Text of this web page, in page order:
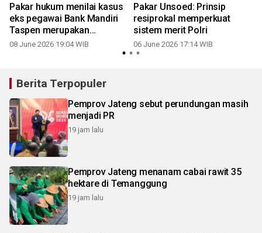
Pakar hukum menilai kasus
eks pegawai Bank Mandiri
Taspen merupakan
kejahatan serius
08 June 2026 19:04 WIB
Pakar Unsoed: Prinsip
resiprokal memperkuat
sistem merit Polri
06 June 2026 17:14 WIB
Berita Terpopuler
Pemprov Jateng sebut perundungan masih
menjadi PR
19 jam lalu
Pemprov Jateng menanam cabai rawit 35
hektare di Temanggung
19 jam lalu